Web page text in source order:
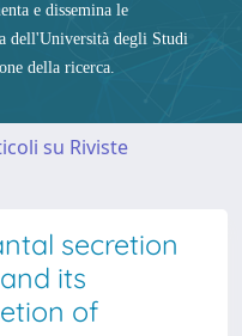
e dissemina le
dell'Università degli Studi
della ricerca.
su Riviste
secretion
its
of